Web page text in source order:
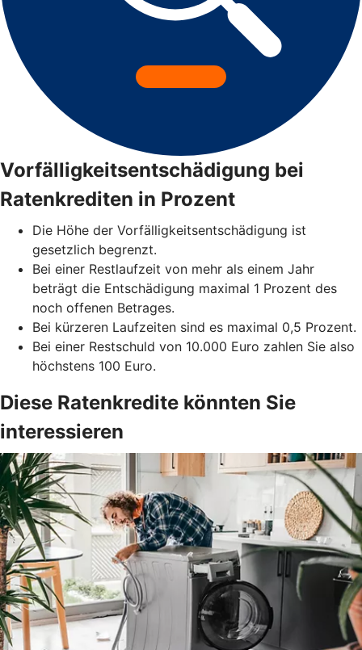
Vorfälligkeitsentschädigung bei
Ratenkrediten in Prozent
Die Höhe der Vorfälligkeitsentschädigung ist
gesetzlich begrenzt.
Bei einer Restlaufzeit von mehr als einem Jahr
beträgt die Entschädigung maximal 1 Prozent des
noch offenen Betrages.
Bei kürzeren Laufzeiten sind es maximal 0,5 Prozent.
Bei einer Restschuld von 10.000 Euro zahlen Sie also
höchstens 100 Euro.
Diese Ratenkredite könnten Sie
interessieren